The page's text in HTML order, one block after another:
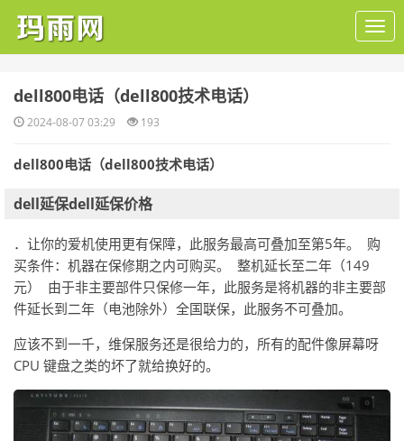
​dell800电话（dell800技术电话）
2024-08-07 03:29 193
dell800电话（dell800技术电话）
dell延保dell延保价格
．让你的爱机使用更有保障，此服务最高可叠加至第5年。 购
买条件：机器在保修期之内可购买。 整机延长至二年（149
元） 由于非主要部件只保修一年，此服务是将机器的非主要部
件延长到二年（电池除外）全国联保，此服务不可叠加。
应该不到一千，维保服务还是很给力的，所有的配件像屏幕呀
CPU 键盘之类的坏了就给换好的。